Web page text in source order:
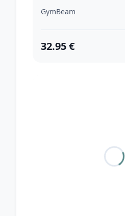
GymBeam
32.95 €